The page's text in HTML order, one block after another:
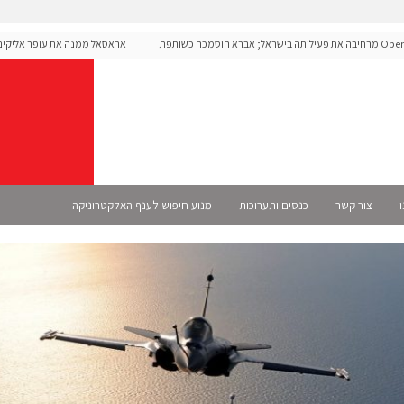
OpenAI מרחיבה את פעילותה בישראל; אברא הוסמכה כשותפת
אראסאל ממנה את עופר אליקים
צור קשר כנסים ותערוכות מנוע חיפוש לענף האלקטרוניקה